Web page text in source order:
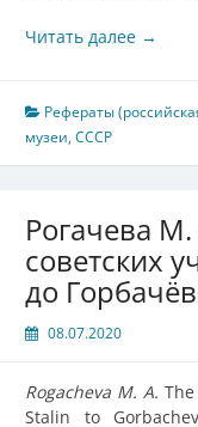
Читать далее →
Рефераты
музеи,СССР
Рогачева
советских
до
08.07.2020
Rogacheva M. A.
Stalin to